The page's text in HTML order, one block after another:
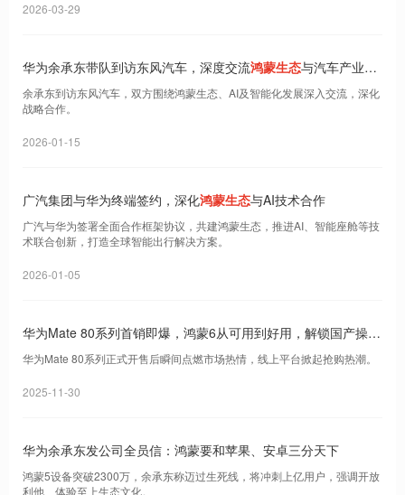
2026-03-29
华为余承东带队到访东风汽车，深度交流鸿蒙生态与汽车产业融
合未来
余承东到访东风汽车，双方围绕鸿蒙生态、AI及智能化发展深入交流，深化
战略合作。
2026-01-15
广汽集团与华为终端签约，深化鸿蒙生态与AI技术合作
广汽与华为签署全面合作框架协议，共建鸿蒙生态，推进AI、智能座舱等技
术联合创新，打造全球智能出行解决方案。
2026-01-05
华为Mate 80系列首销即爆，鸿蒙6从可用到好用，解锁国产操作
系统新高度
华为Mate 80系列正式开售后瞬间点燃市场热情，线上平台掀起抢购热潮。
2025-11-30
华为余承东发公司全员信：鸿蒙要和苹果、安卓三分天下
鸿蒙5设备突破2300万，余承东称迈过生死线，将冲刺上亿用户，强调开放
利他、体验至上生态文化。